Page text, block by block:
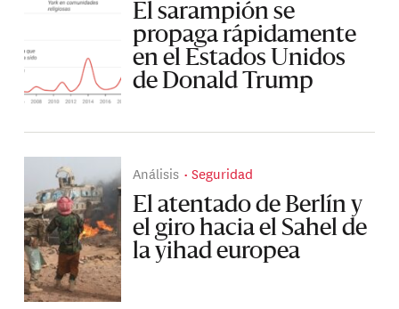
El sarampión se
propaga rápidamente
en el Estados Unidos
de Donald Trump
Análisis Seguridad
El atentado de Berlín y
el giro hacia el Sahel de
la yihad europea